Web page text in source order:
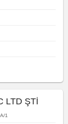
LTD ŞTİ
1